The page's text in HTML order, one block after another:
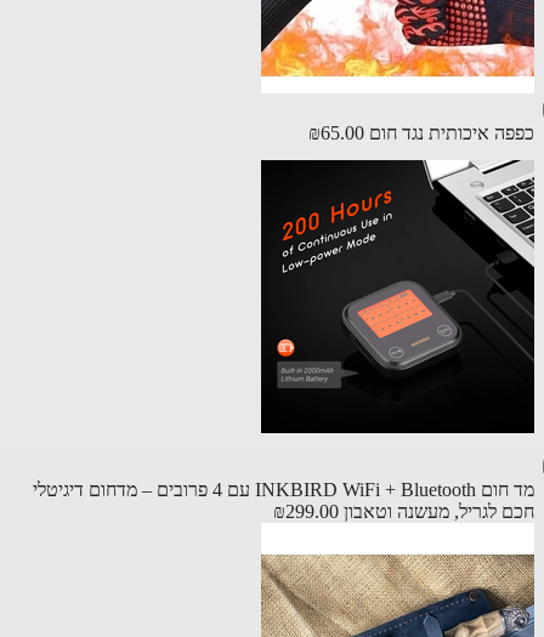
איכותית נגד חום ₪65.00
מד חום INKBIRD WiFi + Bluetooth עם 4 פרובים – מדחום דיגיטלי
לגריל, מעשנה וטאבון ₪299.00